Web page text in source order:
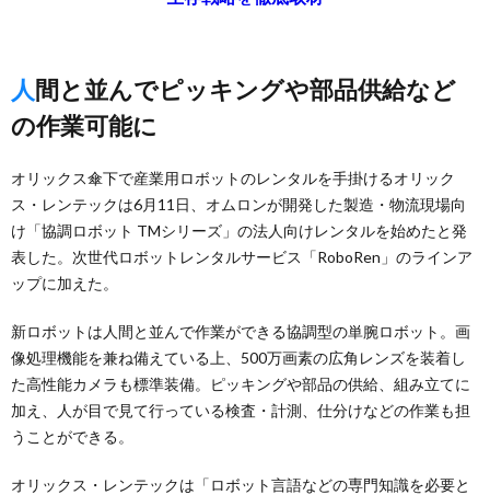
人間と並んでピッキングや部品供給など
の作業可能に
オリックス傘下で産業用ロボットのレンタルを手掛けるオリック
ス・レンテックは6月11日、オムロンが開発した製造・物流現場向
け「協調ロボット TMシリーズ」の法人向けレンタルを始めたと発
表した。次世代ロボットレンタルサービス「RoboRen」のラインア
ップに加えた。
新ロボットは人間と並んで作業ができる協調型の単腕ロボット。画
像処理機能を兼ね備えている上、500万画素の広角レンズを装着し
た高性能カメラも標準装備。ピッキングや部品の供給、組み立てに
加え、人が目で見て行っている検査・計測、仕分けなどの作業も担
うことができる。
オリックス・レンテックは「ロボット言語などの専門知識を必要と